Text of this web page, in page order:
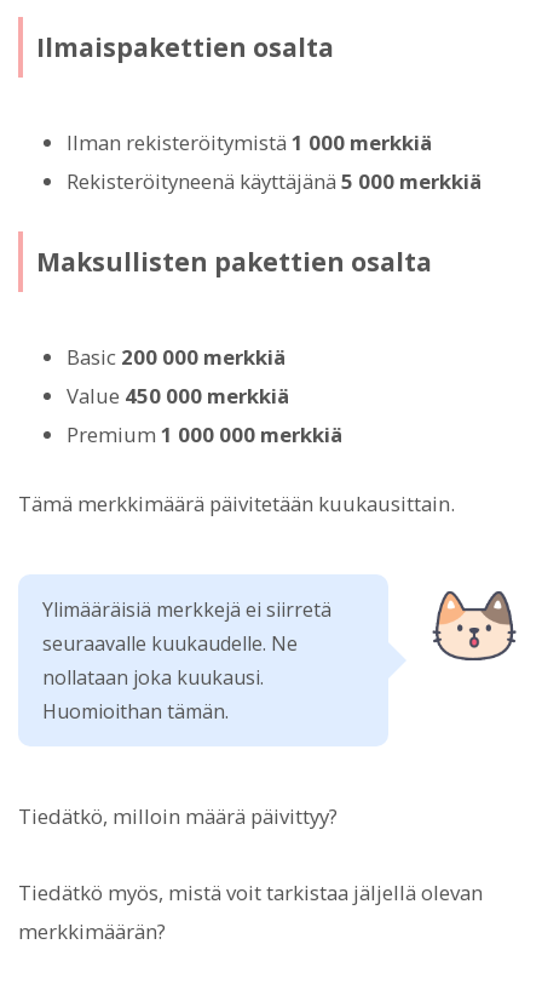
Ilmaispakettien osalta
Ilman rekisteröitymistä 1 000 merkkiä
Rekisteröityneenä käyttäjänä 5 000 merkkiä
Maksullisten pakettien osalta
Basic 200 000 merkkiä
Value 450 000 merkkiä
Premium 1 000 000 merkkiä
Tämä merkkimäärä päivitetään kuukausittain.
Ylimääräisiä merkkejä ei siirretä
seuraavalle kuukaudelle. Ne
nollataan joka kuukausi.
Huomioithan tämän.
Tiedätkö, milloin määrä päivittyy?
Tiedätkö myös, mistä voit tarkistaa jäljellä olevan
merkkimäärän?